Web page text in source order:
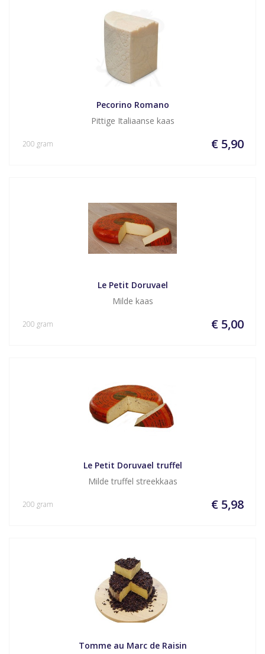
Pecorino Romano
Pittige Italiaanse kaas
€ 5,90
200 gram
Le Petit Doruvael
Milde kaas
€ 5,00
200 gram
Le Petit Doruvael truffel
Milde truffel streekkaas
€ 5,98
200 gram
Tomme au Marc de Raisin